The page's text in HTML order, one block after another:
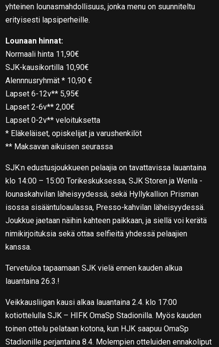
yhteinen lounasmahdollisuus, jonka menu on suunniteltu
erityisesti lapsiperheille.
Lounaan hinnat:
Normaali hinta 11,90€
SJK-kausikortilla 10,90€
Alennnusryhmät * 10,90 €
Lapset 6-12v** 5,95€
Lapset 2-6v** 2,00€
Lapset 0-2v** veloituksetta
* Eläkeläiset, opiskelijat ja varushenkilöt
** Maksavan aikuisen seurassa
SJK:n edustusjoukkueen pelaajia on tavattavissa lauantaina
klo 14:00 – 15:00 Torikeskuksessa, SJK Storen ja Wenla -
lounaskahvilan läheisyydessä, sekä Hyllykallion Prisman
isossa sisääntuloaulassa, Presso-kahvilan läheisyydessä.
Joukkue jaetaan näihin kahteen paikkaan, ja siellä voi kerätä
nimikirjoituksia sekä ottaa selfieitä yhdessä pelaajien
kanssa.
Tervetuloa tapaamaan SJK vielä ennen kauden alkua
lauantaina 26.3.!
Veikkausliigan kausi alkaa lauantaina 2.4. klo 17:00
kotiottelulla SJK – HIFK OmaSp Stadionilla. Myös kauden
toinen ottelu pelataan kotona, kun HJK saapuu OmaSp
Stadionille perjantaina 8.4. Molempien otteluiden ennakoliput